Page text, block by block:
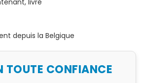
depuis la Belgique
TOUTE CONFIANCE